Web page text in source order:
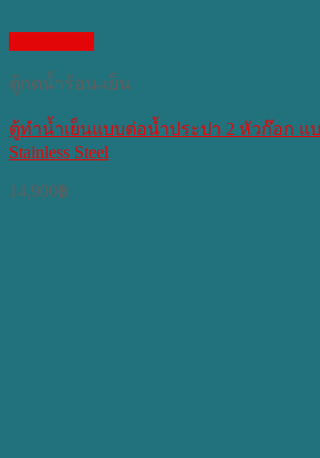
ตู้กดน้ำร้อน-เย็น
ตู้ทำน้ำเย็นแบบต่อน้ำประปา 2 หัวก๊อก แบ
Stainless Steel
14,900฿